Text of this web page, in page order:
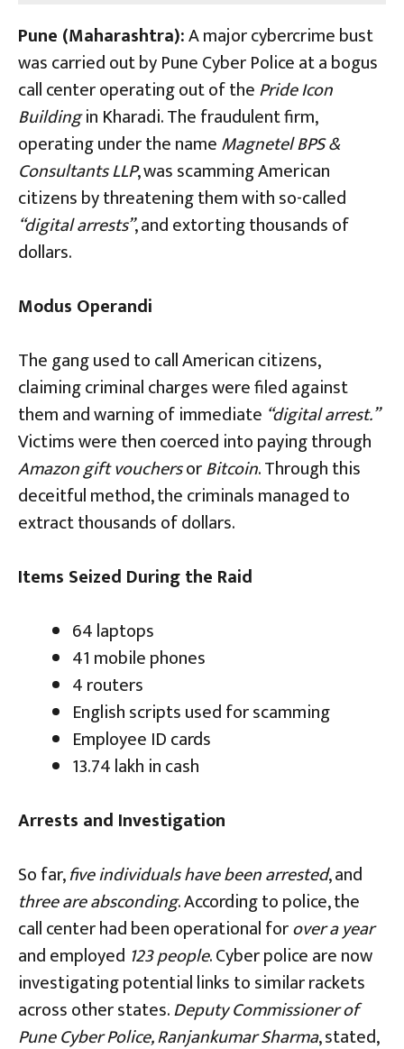
Pune (Maharashtra):A major cybercrime bust
was carried out by Pune Cyber Police at a bogus
call center operating out of thePride Icon
Buildingin Kharadi. The fraudulent firm,
operating under the nameMagnetel BPS &
Consultants LLP, was scamming American
citizens by threatening them with so-called
“digital arrests”, and extorting thousands of
dollars.
Modus Operandi
The gang used to call American citizens,
claiming criminal charges were filed against
them and warning of immediate “digital arrest.”
Victims were then coerced into paying through
Amazon gift vouchersorBitcoin. Through this
deceitful method, the criminals managed to
extract thousands of dollars.
Items Seized During the Raid
64 laptops
41 mobile phones
4 routers
English scripts used for scamming
Employee ID cards
₹13.74 lakh in cash
Arrests and Investigation
So far,five individuals have been arrested, and
three are absconding. According to police, the
call center had been operational forover a year
and employed 123 people. Cyber police are now
investigating potential links to similar rackets
across other states.Deputy Commissioner of
Pune Cyber Police, Ranjankumar Sharma, stated,